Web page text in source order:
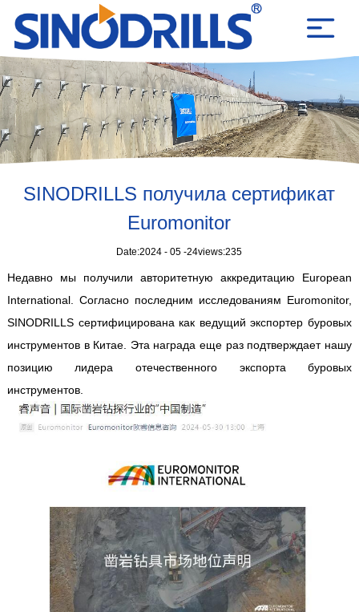
SINODRILLS получила сертификат
Euromonitor
Date:2024 - 05 -24views:235
Недавно мы получили авторитетную аккредитацию European
International. Согласно последним исследованиям Euromonitor,
SINODRILLS сертифицирована как ведущий экспортер буровых
инструментов в Китае. Эта награда еще раз подтверждает нашу
позицию лидера отечественного экспорта буровых
инструментов.